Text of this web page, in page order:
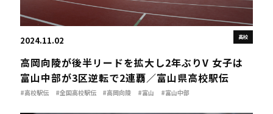
高校
2024.11.02
高岡向陵が後半リードを拡大し2年ぶりV 女子は
富山中部が3区逆転で2連覇／富山県高校駅伝
#高校駅伝 #全国高校駅伝 #高岡向陵 #富山 #富山中部